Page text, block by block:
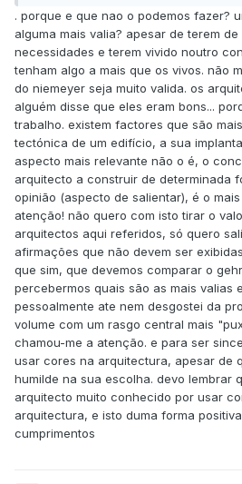
. porque e que nao o podemos fazer?
alguma mais valia? apesar de terem
necessidades e terem vivido noutro
tenham algo a mais que os vivos. não
do niemeyer seja muito valida. os
alguém disse que eles eram bons...
trabalho. existem factores que são
tectónica de um edifício, a sua
aspecto mais relevante não o é, o
arquitecto a construir de determinada
opinião (aspecto de salientar), é o
atenção! não quero com isto tirar o
arquitectos aqui referidos, só quero
afirmações que não devem ser
que sim, que devemos comparar o
percebermos quais são as mais valias
pessoalmente ate nem desgostei da
volume com um rasgo central mais
chamou-me a atenção. e para ser
usar cores na arquitectura, apesar de
humilde na sua escolha. devo lembrar
arquitecto muito conhecido por usar
arquitectura, e isto duma forma
cumprimentos